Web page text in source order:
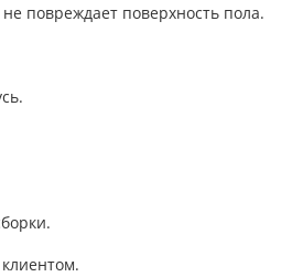
повреждает поверхность пола.